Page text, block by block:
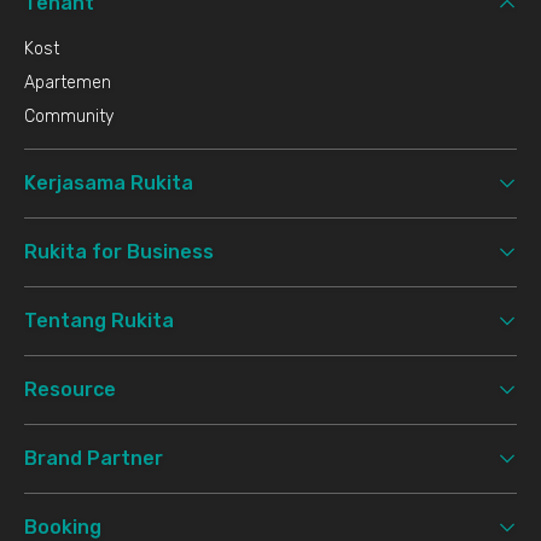
Kost
Apartemen
Community
Kerjasama Rukita
Rukita for Business
Tentang Rukita
Resource
Brand Partner
Booking